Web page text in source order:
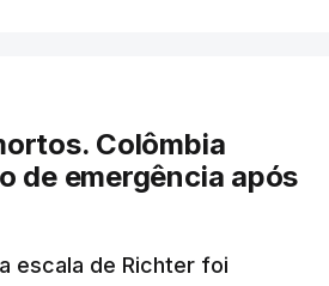
Colômbia
de emergência após
escala de Richter foi